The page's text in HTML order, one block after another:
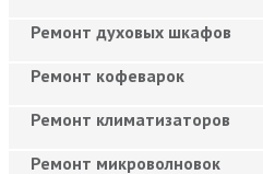
Ремонт духовых шкафов
Ремонт кофеварок
Ремонт климатизаторов
Ремонт микроволновок